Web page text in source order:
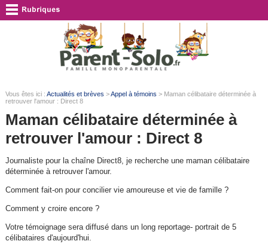
Vous êtes ici : Actualités et brèves >Appel à témoins > Maman célibataire déterminée à
retrouver l'amour : Direct 8
Maman célibataire déterminée à
retrouver l'amour : Direct 8
Journaliste pour la chaîne Direct8, je recherche une maman célibataire
déterminée à retrouver l'amour.
Comment fait-on pour concilier vie amoureuse et vie de famille ?
Comment y croire encore ?
Votre témoignage sera diffusé dans un long reportage- portrait de 5
célibataires d'aujourd'hui.